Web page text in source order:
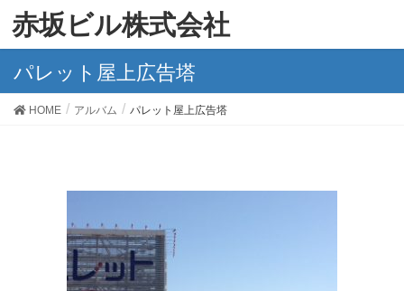
赤坂ビル株式会社
パレット屋上広告塔
HOME アルバム パレット屋上広告塔